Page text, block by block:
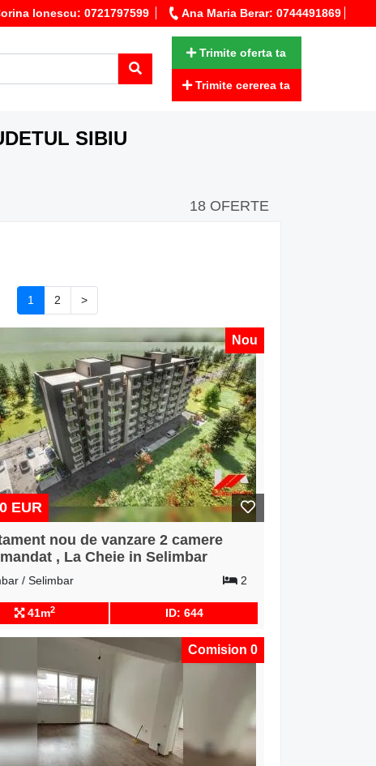
Ionescu: 0721797599 Ana Maria Berar: 0744491869
Trimite oferta ta
Trimite cererea ta
SIBIU
18 OFERTE
1 2 >
Nou
EUR
nou de vanzare 2 camere
, La Cheie in Selimbar
/ Selimbar 2
41m2 ID: 644
Comision 0